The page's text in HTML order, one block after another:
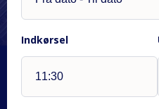
Indkørsel